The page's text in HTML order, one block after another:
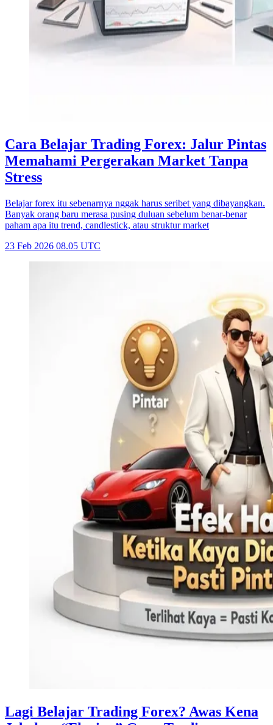
Cara Belajar Trading Forex: Jalur Pintas
Memahami Pergerakan Market Tanpa
Stress
Belajar forex itu sebenarnya nggak harus seribet yang dibayangkan.
Banyak orang baru merasa pusing duluan sebelum benar-benar
paham apa itu trend, candlestick, atau struktur market
23 Feb 2026 08.05 UTC
Lagi Belajar Trading Forex? Awas Kena